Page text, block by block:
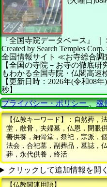
『全国寺院データベース』 ｜
Created by Search Temples Corp.
全国情報サイト ≪お寺総合調
【全国の寺院－お寺の徹底研
もわかる全国寺院・仏閣高速
【更新日時：2026年(令和08
秒】
プライバシー・ポリシー、稼
【仏教キーワード】：自然葬，
堂，散骨，夫婦墓，仏恩，閉眼
善供養，納骨堂，祭祀，宗派，
法会，合祀墓，副葬品，墓誌，
葬，永代供養，終活
クリックして追加情報を開く
【仏教関連用語】